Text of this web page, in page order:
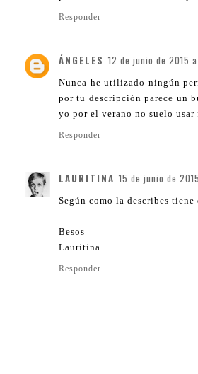
Responder
ÁNGELES 12 de junio de 2015
Nunca he utilizado ningún
por tu descripción parece un
yo por el verano no suelo usar
Responder
LAURITINA 15 de junio de
Según como la describes
Besos
Lauritina
Responder